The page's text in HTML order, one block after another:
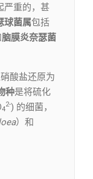
严重的，甚
球菌属包括
脑膜炎奈瑟菌
酸盐还原为
种是将硫化
4
2-) 的细菌，
）和